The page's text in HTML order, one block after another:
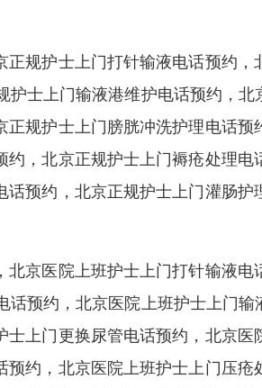
规护士上门打针输液电话预约
护士上门输液港维护电话预约，
规护士上门膀胱冲洗护理电话
，北京正规护士上门褥疮处理
预约，北京正规护士上门灌肠
京医院上班护士上门打针输液
话预约，北京医院上班护士上门
上门更换尿管电话预约，北京
约，北京医院上班护士上门压